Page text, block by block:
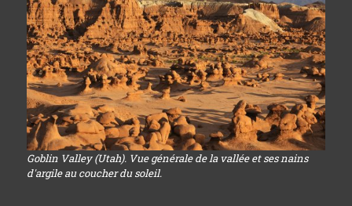
Goblin Valley (Utah). Vue générale de la vallée et ses nains
d'argile au coucher du soleil.